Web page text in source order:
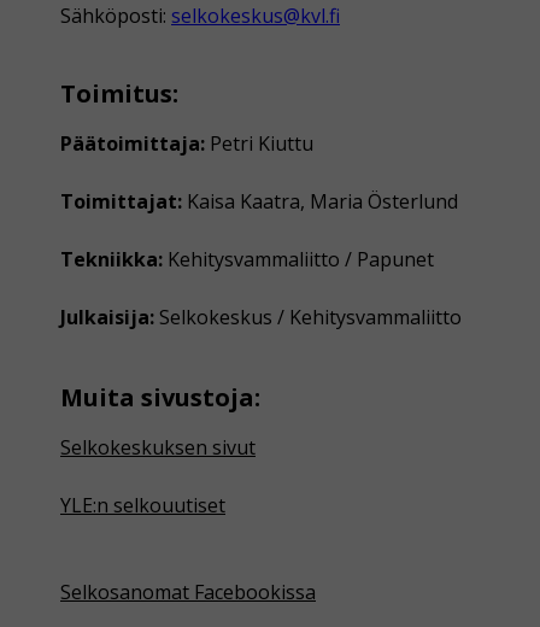
Sähköposti: selkokeskus@kvl.fi
Toimitus:
Päätoimittaja: Petri Kiuttu
Toimittajat: Kaisa Kaatra, Maria Österlund
Tekniikka: Kehitysvammaliitto / Papunet
Julkaisija: Selkokeskus / Kehitysvammaliitto
Muita sivustoja:
Selkokeskuksen sivut
YLE:n selkouutiset
Selkosanomat Facebookissa